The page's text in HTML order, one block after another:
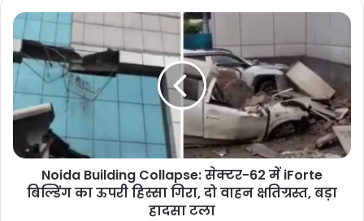
Noida
Building
Collapse:
सेक्टर-62
iForte
बिल्डिंग
ऊपरी
गिरा,
Noida Building Collapse: सेक्टर-62 में iForte
बिल्डिंग का ऊपरी हिस्सा गिरा, दो वाहन क्षतिग्रस्त, बड़ा
हादसा टला